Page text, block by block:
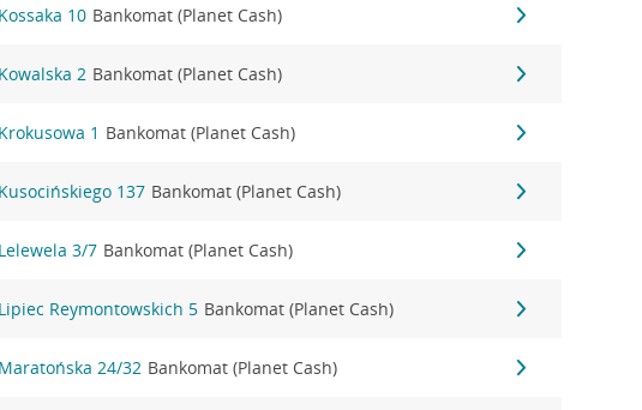
10 Bankomat (Planet Cash)
2 Bankomat (Planet Cash)
1 Bankomat (Planet Cash)
137 Bankomat (Planet Cash)
3/7 Bankomat (Planet Cash)
Reymontowskich 5 Bankomat (Planet Cash)
24/32 Bankomat (Planet Cash)